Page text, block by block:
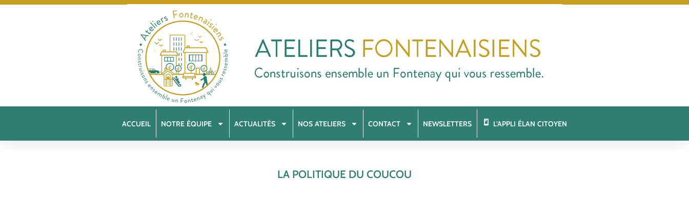
ACCUEIL NOTRE ÉQUIPE ACTUALITÉS NOS ATELIERS CONTACT NEWSLETTERS L’APPLI ÉLAN CITOYEN
LA POLITIQUE DU COUCOU